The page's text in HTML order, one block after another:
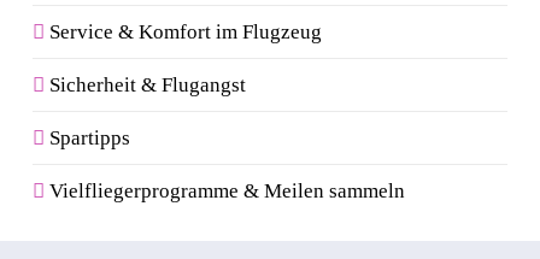
Service & Komfort im Flugzeug
Sicherheit & Flugangst
Spartipps
Vielfliegerprogramme & Meilen sammeln